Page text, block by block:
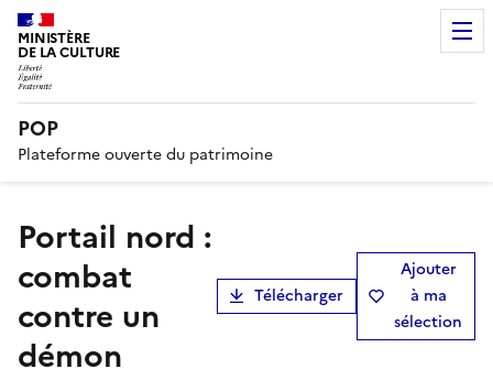
MINISTÈRE
DE LA CULTURE
POP
Plateforme ouverte du patrimoine
Portail nord :
combat
contre un
démon
Télécharger
Ajouter
à ma
sélection